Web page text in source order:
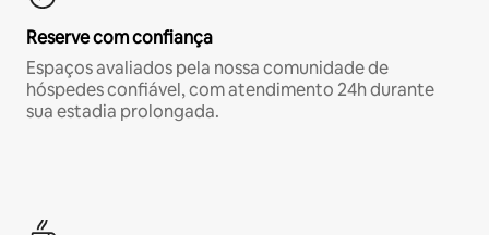
Reserve com confiança
Espaços avaliados pela nossa comunidade de
hóspedes confiável, com atendimento 24h durante
sua estadia prolongada.